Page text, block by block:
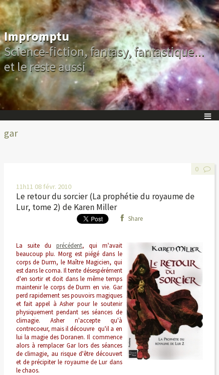
Impromptu
Science-fiction, fantasy, fantastique...
et le reste aussi
gar
11h11 08 févr. 2010
Le retour du sorcier (La prophétie du royaume de
Lur, tome 2) de Karen Miller
Share
La suite du précédent, qui m'avait
beaucoup plu. Morg est piégé dans le
corps de Durm, le Maître Magicien, qui
est dans le coma. Il tente désespérément
d'en sortir et doit dans le même temps
maintenir le corps de Durm en vie. Gar
perd rapidement ses pouvoirs magiques
et fait appel à Asher pour le soutenir
physiquement pendant ses séances de
climagie. Asher n'accepte qu'à
contrecoeur, mais il découvre qu'il a en
lui la magie des Doranen. Il commence
alors à remplacer Gar lors des séances
de climagie, au risque d'être découvert
et de précipiter le royaume de Lur dans
le chaos.
0